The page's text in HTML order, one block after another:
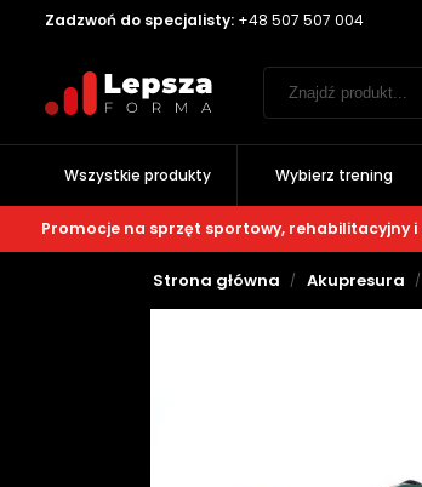
Zadzwoń do specjalisty:+48 507 507 004
Wszystkie produkty Wybierz trening
Promocje na sprzęt sportowy, rehabilitacyjny
Strona główna / Akupresura /